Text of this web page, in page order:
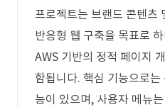
프로젝트는 브랜드 콘텐츠
반응형 웹 구축을 목표로
AWS 기반의 정적 페이지
함됩니다. 핵심 기능으로는
능이 있으며, 사용자 메뉴